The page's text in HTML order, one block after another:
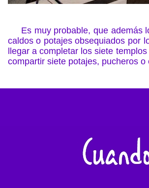
Es muy probable, que además
caldos o potajes obsequiados por
llegar a completar los siete
compartir siete potajes, pucheros